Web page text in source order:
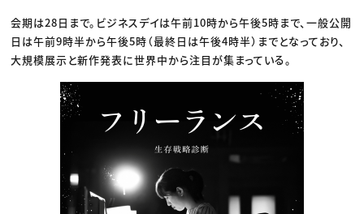
会期は28日まで。ビジネスデイは午前10時から午後5時まで、一般公開
日は午前9時半から午後5時（最終日は午後4時半）までとなっており、
大規模展示と新作発表に世界中から注目が集まっている。